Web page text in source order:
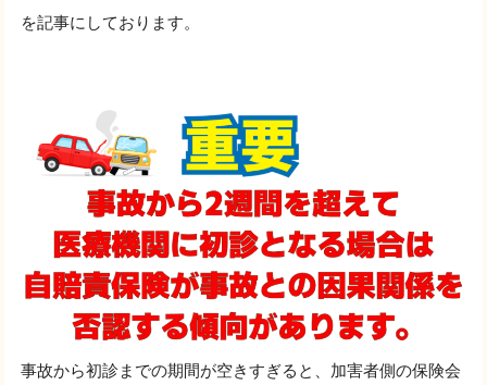
を記事にしております。
事故から初診までの期間が空きすぎると、加害者側の保険会